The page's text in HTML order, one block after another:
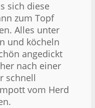
sich diese
zum Topf
Alles unter
und köcheln
angedickt
nach einer
schnell
vom Herd